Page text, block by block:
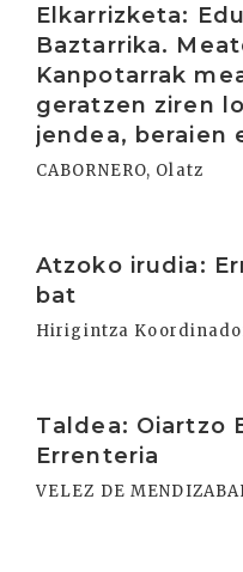
Elkarrizketa:
Baztarrika.
Kanpotarrak
geratzen ziren
jendea, beraien
CABORNERO, Olatz
Atzoko irudia:
bat
Hirigintza
Taldea: Oiartzo
Errenteria
VELEZ DE